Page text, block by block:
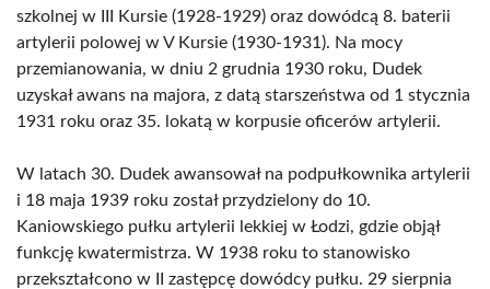
szkolnej w III Kursie (1928-1929) oraz dowódcą 8. baterii
artylerii polowej w V Kursie (1930-1931). Na mocy
przemianowania, w dniu 2 grudnia 1930 roku, Dudek
uzyskał awans na majora, z datą starszeństwa od 1 stycznia
1931 roku oraz 35. lokatą w korpusie oficerów artylerii.
W latach 30. Dudek awansował na podpułkownika artylerii
i 18 maja 1939 roku został przydzielony do 10.
Kaniowskiego pułku artylerii lekkiej w Łodzi, gdzie objął
funkcję kwatermistrza. W 1938 roku to stanowisko
przekształcono w II zastępcę dowódcy pułku. 29 sierpnia